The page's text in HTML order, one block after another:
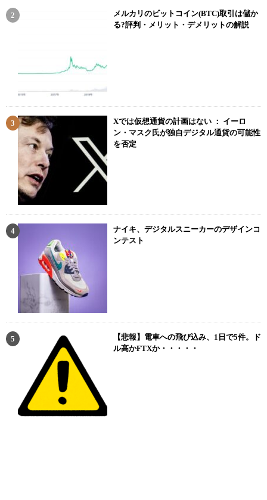
メルカリのビットコイン(BTC)取引は儲か
る?評判・メリット・デメリットの解説
Xでは仮想通貨の計画はない ： イーロ
ン・マスク氏が独自デジタル通貨の可能性
を否定
ナイキ、デジタルスニーカーのデザインコ
ンテスト
【悲報】電車への飛び込み、1日で5件。ド
ル高かFTXか・・・・・